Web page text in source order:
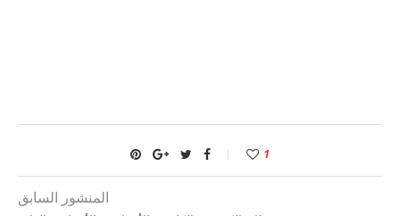
1
المنشور السابق